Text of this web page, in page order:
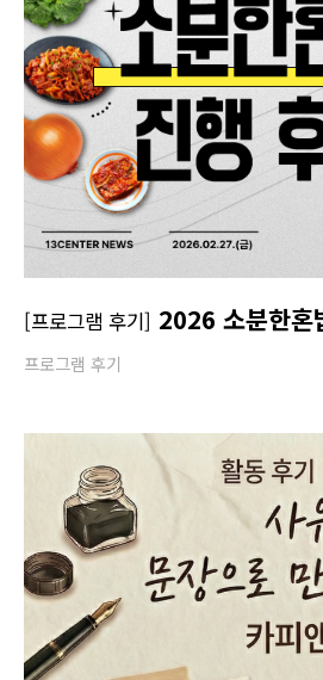
[프로그램 후기] 2026 소분한혼
프로그램 후기